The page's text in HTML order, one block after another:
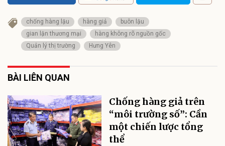
chống hàng lậu hàng giả
buôn lậu
gian lận thương mại
hàng không rõ nguồn gốc
Quản lý thị trường
Hưng Yên
BÀI LIÊN QUAN
Chống hàng giả trên
“môi trường số”: Cần
một chiến lược tổng
thể